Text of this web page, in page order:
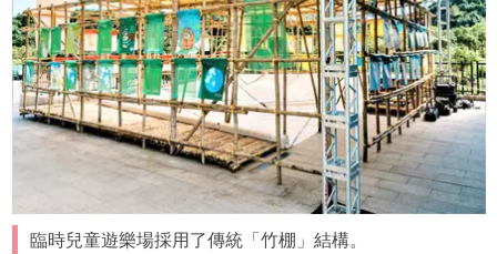
臨時兒童遊樂場採用了傳統「竹棚」結構。